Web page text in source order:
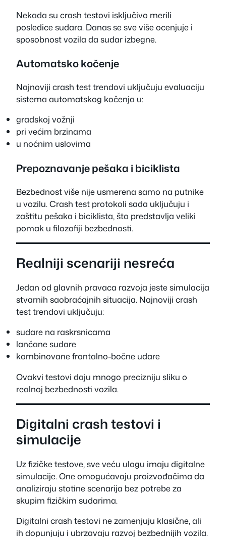
Nekada su crash testovi isključivo merili
posledice sudara. Danas se sve više ocenjuje i
sposobnost vozila da sudar izbegne.
Automatsko kočenje
Najnoviji crash test trendovi uključuju evaluaciju
sistema automatskog kočenja u:
gradskoj vožnji
pri većim brzinama
u noćnim uslovima
Prepoznavanje pešaka i biciklista
Bezbednost više nije usmerena samo na putnike
u vozilu. Crash test protokoli sada uključuju i
zaštitu pešaka i biciklista, što predstavlja veliki
pomak u filozofiji bezbednosti.
Realniji scenariji nesreća
Jedan od glavnih pravaca razvoja jeste simulacija
stvarnih saobraćajnih situacija. Najnoviji crash
test trendovi uključuju:
sudare na raskrsnicama
lančane sudare
kombinovane frontalno-bočne udare
Ovakvi testovi daju mnogo precizniju sliku o
realnoj bezbednosti vozila.
Digitalni crash testovi i
simulacije
Uz fizičke testove, sve veću ulogu imaju digitalne
simulacije. One omogućavaju proizvođačima da
analiziraju stotine scenarija bez potrebe za
skupim fizičkim sudarima.
Digitalni crash testovi ne zamenjuju klasične, ali
ih dopunjuju i ubrzavaju razvoj bezbednijih vozila.